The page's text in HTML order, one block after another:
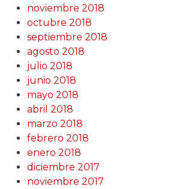
noviembre 2018
octubre 2018
septiembre 2018
agosto 2018
julio 2018
junio 2018
mayo 2018
abril 2018
marzo 2018
febrero 2018
enero 2018
diciembre 2017
noviembre 2017